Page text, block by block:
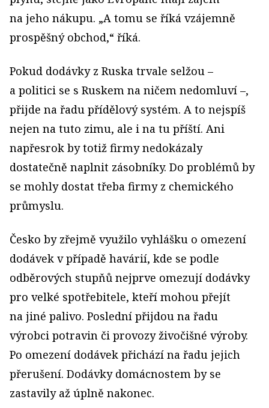
na jeho nákupu. „A tomu se říká vzájemně
prospěšný obchod,“ říká.
Pokud dodávky z Ruska trvale selžou –
a politici se s Ruskem na ničem nedomluví –,
přijde na řadu přídělový systém. A to nejspíš
nejen na tuto zimu, ale i na tu příští. Ani
napřesrok by totiž firmy nedokázaly
dostatečně naplnit zásobníky. Do problémů by
se mohly dostat třeba firmy z chemického
průmyslu.
Česko by zřejmě využilo vyhlášku o omezení
dodávek v případě havárií, kde se podle
odběrových stupňů nejprve omezují dodávky
pro velké spotřebitele, kteří mohou přejít
na jiné palivo. Poslední přijdou na řadu
výrobci potravin či provozy živočišné výroby.
Po omezení dodávek přichází na řadu jejich
přerušení. Dodávky domácnostem by se
zastavily až úplně nakonec.